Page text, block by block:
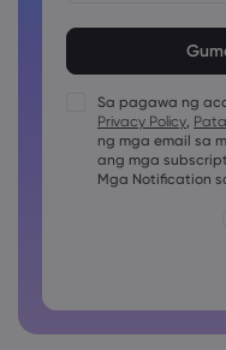
Ang password ay
Ang password ay
1 uppercase na
Ang password ay
1 lowercase na
Sa pagawa ng
Privacy Policy,
ng mga email sa
ang mga
Mga Notification